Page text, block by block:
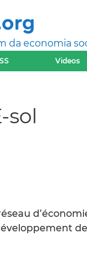
da economia
Videos
sol